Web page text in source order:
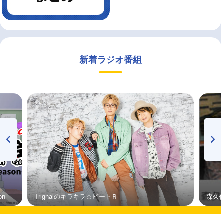
新着ラジオ番組
Trignalのキラキラ☆ビートＲ 森久